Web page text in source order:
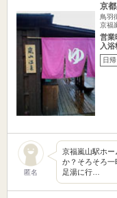
京
鳥羽
京福
営業
入浴
日帰
匿名
京福嵐山駅ホー
か？そろそろ一
足湯に行…